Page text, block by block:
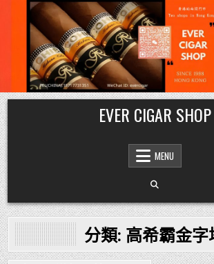
Skip
to
content
EVER CIGAR SHOP
MENU
分類: 高希霸金字